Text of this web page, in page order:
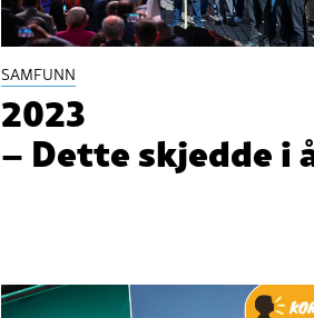
SAMFUNN
2023
– Dette skjedde i